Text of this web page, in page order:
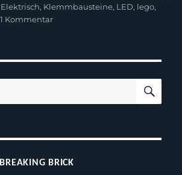
Elektrisch, Klemmbausteine, LED, lego,
1 Kommentarzu
für
75827
BRICK